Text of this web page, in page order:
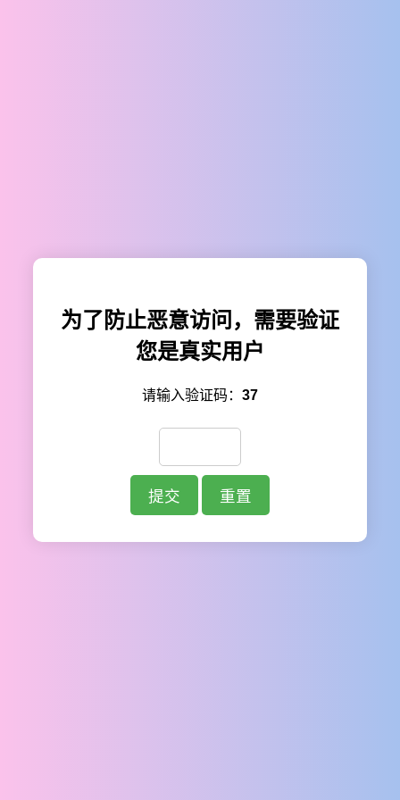
为了防止恶意访问，需要验证
您是真实用户
请输入验证码： 37
提交 重置